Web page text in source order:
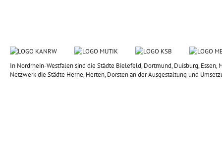
In Nordrhein-Westfalen sind die Städte Bielefeld, Dortmund, Duisburg,
Netzwerk die Städte Herne, Herten, Dorsten an der Ausgestaltung und